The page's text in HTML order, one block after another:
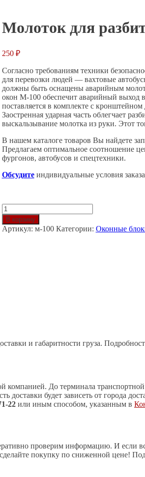
Молоток для
250 ₽
Согласно требованиям техники
для перевозки людей — вахтовые
должны быть оснащены аварийным
окон М-100 обеспечит аварийный выход
поставляется в комплекте с кронштейном
Заостренная ударная часть облегчает
выскальзывание молотка из руки. Этот
В нашем каталоге товаров Вы найдете
Предлагаем оптимальное соотношение
фургонов, автобусов и спецтехники.
Обсудитеиндивидуальные условия
Количество
товара
Молоток
для
В корзину
Артикул: м-100 Категории: Оконные
и габаритности груза.
компанией. До терминала
будет зависеть от города
22 или иным способом, указанным в
проверим информацию. И если
покупку по сниженной цене!